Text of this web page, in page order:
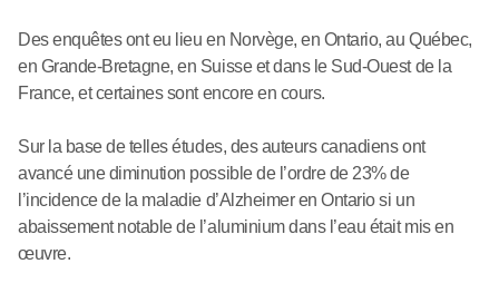
Des enquêtes ont eu lieu en Norvège, en Ontario, au Québec,
en Grande-Bretagne, en Suisse et dans le Sud-Ouest de la
France, et certaines sont encore en cours.
Sur la base de telles études, des auteurs canadiens ont
avancé une diminution possible de l’ordre de 23% de
l’incidence de la maladie d’Alzheimer en Ontario si un
abaissement notable de l’aluminium dans l’eau était mis en
œuvre.